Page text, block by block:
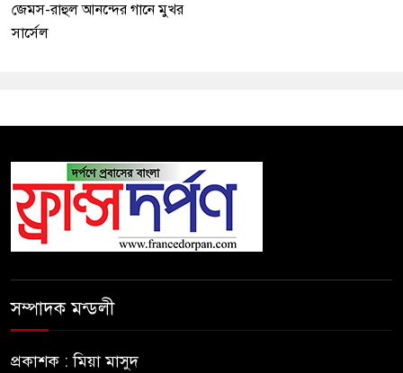
জেমস-রাহুল আনন্দের গানে মুখর
সার্সেল
সম্পাদক মন্ডলী
প্রকাশক : মিয়া মাসুদ